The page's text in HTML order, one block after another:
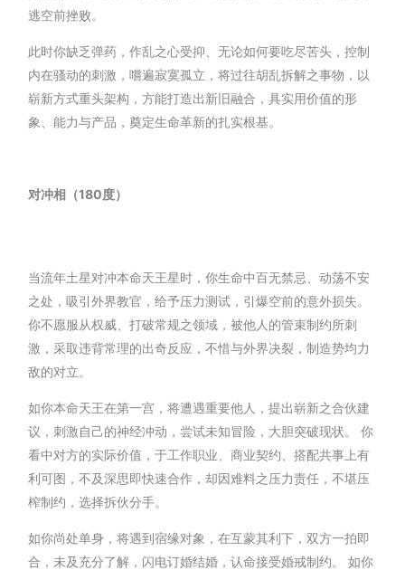
逃空前挫败。
此时你缺乏弹药，作乱之心受抑、无论如何要吃尽苦头，控制
内在骚动的刺激，嚐遍寂寞孤立，将过往胡乱拆解之事物，以
崭新方式重头架构，方能打造出新旧融合，具实用价值的形
象、能力与产品，奠定生命革新的扎实根基。
对冲相（180度）
当流年土星对冲本命天王星时，你生命中百无禁忌、动荡不安
之处，吸引外界教官，给予压力测试，引爆空前的意外损失。
你不愿服从权威、打破常规之领域，被他人的管束制约所刺
激，采取违背常理的出奇反应，不惜与外界决裂，制造势均力
敌的对立。
如你本命天王在第一宫，将遭遇重要他人，提出崭新之合伙建
议，刺激自己的神经冲动，尝试未知冒险，大胆突破现状。 你
看中对方的实际价值，于工作职业、商业契约、搭配共事上有
利可图，不及深思即快速合作，却因难料之压力责任，不堪压
榨制约，选择拆伙分手。
如你尚处单身，将遇到宿缘对象，在互蒙其利下，双方一拍即
合，未及充分了解，闪电订婚结婚，认命接受婚戒制约。 如你